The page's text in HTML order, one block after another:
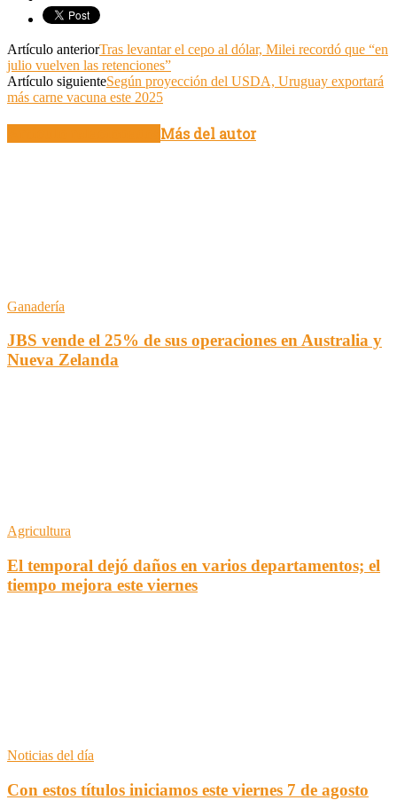
Artículo anteriorTras levantar el cepo al dólar, Milei recordó que “en
julio vuelven las retenciones”
Artículo siguienteSegún proyección del USDA, Uruguay exportará
más carne vacuna este 2025
Más del autor
Ganadería
JBS vende el 25% de sus operaciones en Australia y
Nueva Zelanda
Agricultura
El temporal dejó daños en varios departamentos; el
tiempo mejora este viernes
Noticias del día
Con estos títulos iniciamos este viernes 7 de agosto